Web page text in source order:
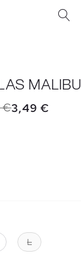
MALIBU
€3,49 €
L